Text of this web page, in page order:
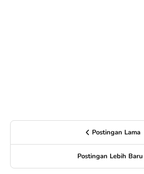
Postingan Lama
Postingan Lebih Baru